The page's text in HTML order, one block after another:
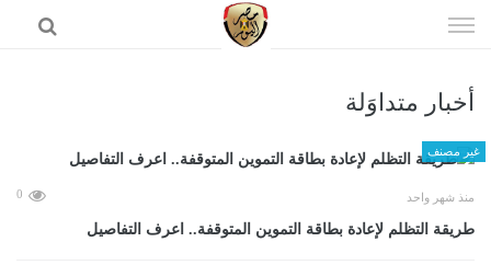
الى
أخبار متداوَلة
غير مصنف
منذ شهر واحد 0
طريقة التظلم لإعادة بطاقة التموين المتوقفة.. اعرف التفاصيل